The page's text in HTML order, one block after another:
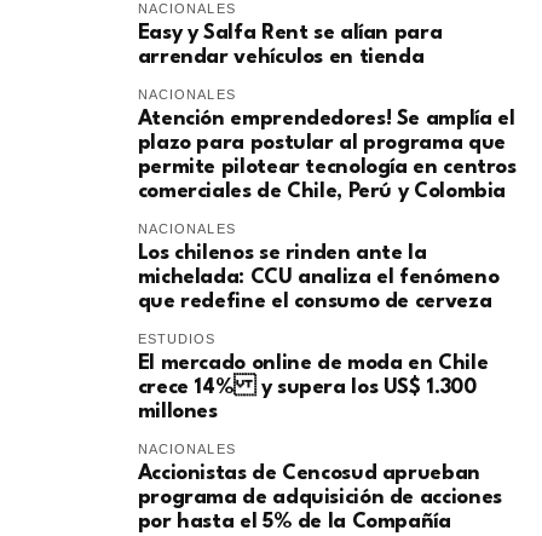
NACIONALES
Easy y Salfa Rent se alían para
arrendar vehículos en tienda
NACIONALES
Atención emprendedores! Se amplía el
plazo para postular al programa que
permite pilotear tecnología en centros
comerciales de Chile, Perú y Colombia
NACIONALES
Los chilenos se rinden ante la
michelada: CCU analiza el fenómeno
que redefine el consumo de cerveza
ESTUDIOS
El mercado online de moda en Chile
crece 14% y supera los US$ 1.300
millones
NACIONALES
Accionistas de Cencosud aprueban
programa de adquisición de acciones
por hasta el 5% de la Compañía